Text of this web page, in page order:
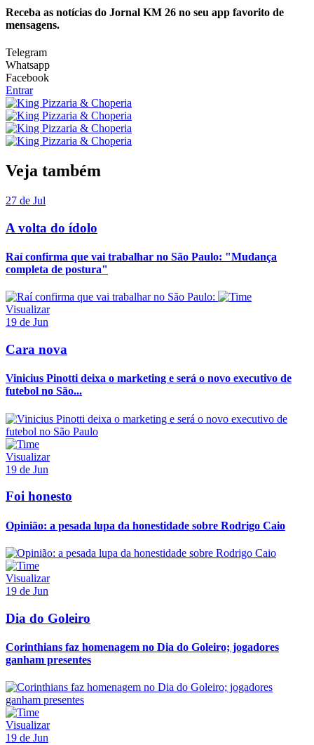
Receba as notícias do Jornal KM 26 no seu app favorito de
mensagens.
Telegram
Whatsapp
Facebook
Entrar
Veja também
27 de Jul
A volta do ídolo
Raí confirma que vai trabalhar no São Paulo: "Mudança
completa de postura"
Visualizar
19 de Jun
Cara nova
Vinicius Pinotti deixa o marketing e será o novo executivo de
futebol no São...
Visualizar
19 de Jun
Foi honesto
Opinião: a pesada lupa da honestidade sobre Rodrigo Caio
Visualizar
19 de Jun
Dia do Goleiro
Corinthians faz homenagem no Dia do Goleiro; jogadores
ganham presentes
Visualizar
19 de Jun